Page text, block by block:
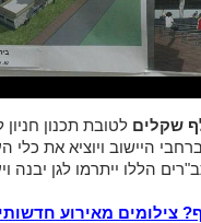
לטובת תכנון
היישוב ויוציא את כלי
הללו ייתרמו לגן יבנה
צילומים מאירוע